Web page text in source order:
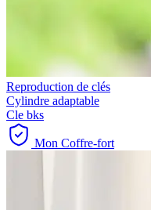
Reproduction de clés
Cylindre adaptable
Cle bks
Mon Coffre-fort